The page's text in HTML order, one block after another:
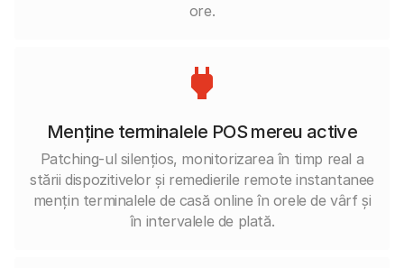
ore.
Menține terminalele POS mereu active
Patching-ul silențios, monitorizarea în timp real a
stării dispozitivelor și remedierile remote instantanee
mențin terminalele de casă online în orele de vârf și
în intervalele de plată.